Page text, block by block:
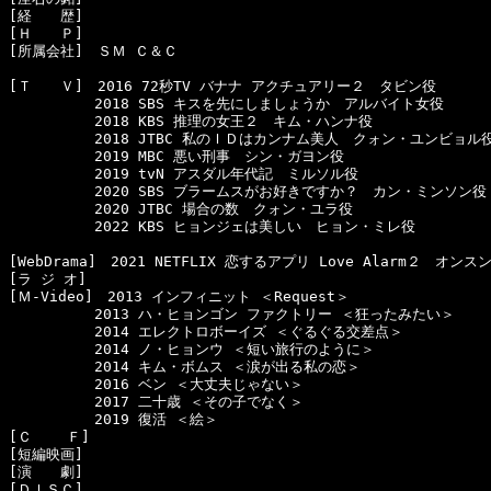
[経　　歴]
[Ｈ　　Ｐ]
[所属会社]　ＳＭ Ｃ＆Ｃ
[Ｔ　　Ｖ]　2016 72秒TV バナナ アクチュアリー２　タビン役
2018 SBS キスを先にしましょうか　アルバイト女役
2018 KBS 推理の女王２　キム・ハンナ役
2018 JTBC 私のＩＤはカンナム美人　クォン・ユンビョル
2019 MBC 悪い刑事　シン・ガヨン役
2019 tvN アスダル年代記　ミルソル役
2020 SBS ブラームスがお好きですか？　カン・ミンソン役
2020 JTBC 場合の数　クォン・ユラ役
2022 KBS ヒョンジェは美しい　ヒョン・ミレ役
[WebDrama]　2021 NETFLIX 恋するアプリ Love Alarm２　オンス
[ラ ジ オ]
[Ｍ-Video]　2013 インフィニット ＜Request＞
2013 ハ・ヒョンゴン ファクトリー ＜狂ったみたい＞
2014 エレクトロボーイズ ＜ぐるぐる交差点＞
2014 ノ・ヒョンウ ＜短い旅行のように＞
2014 キム・ボムス ＜涙が出る私の恋＞
2016 ベン ＜大丈夫じゃない＞
2017 二十歳 ＜その子でなく＞
2019 復活 ＜絵＞
[Ｃ    Ｆ]
[短編映画]
[演　　劇]